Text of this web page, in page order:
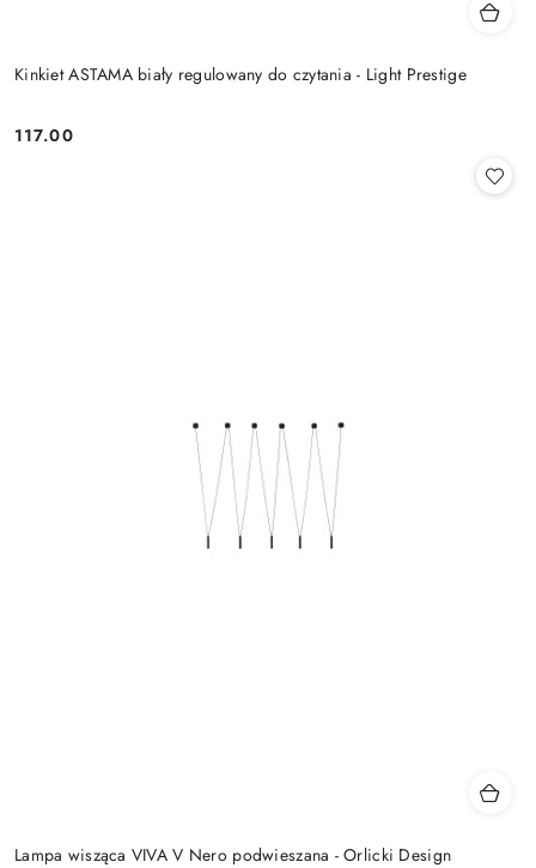
Kinkiet ASTAMA biały regulowany do czytania - Light Prestige
Cena:
117.00
Lampa wisząca VIVA V Nero podwieszana - Orlicki Design